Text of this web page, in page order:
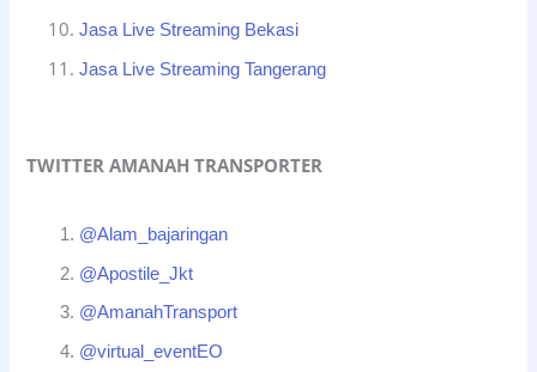
Jasa Live Streaming Bekasi
Jasa Live Streaming Tangerang
TWITTER AMANAH TRANSPORTER
@Alam_bajaringan
@Apostile_Jkt
@AmanahTransport
@virtual_eventEO